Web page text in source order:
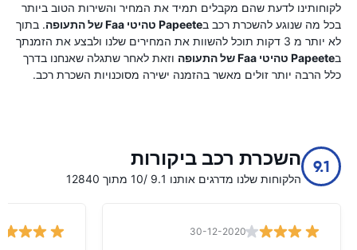
לקוחותינו לדעת שהם מקבלים תמיד את המחיר והשירות הטוב ביותר
בכל מה שנוגע להשכרת רכב בPapeete טהיטי Faa של התעופה
. בתוך
לא יותר מ 3 דקות תוכל להשוות את המחירים שלנו ולבצע את הזמנתך
בPapeete טהיטי Faa של התעופה
וזאת לאחר שתגלה שאנחנו בדרך
כלל הרבה יותר זולים מאשר בהזמנה ישירה מסוכנויות השכרת רכב.
9.1 השכרת רכב ביקורות
הלקוחות שלנו מדרגים אותנו 9.1 /10 מתוך 12840
30-12-2020